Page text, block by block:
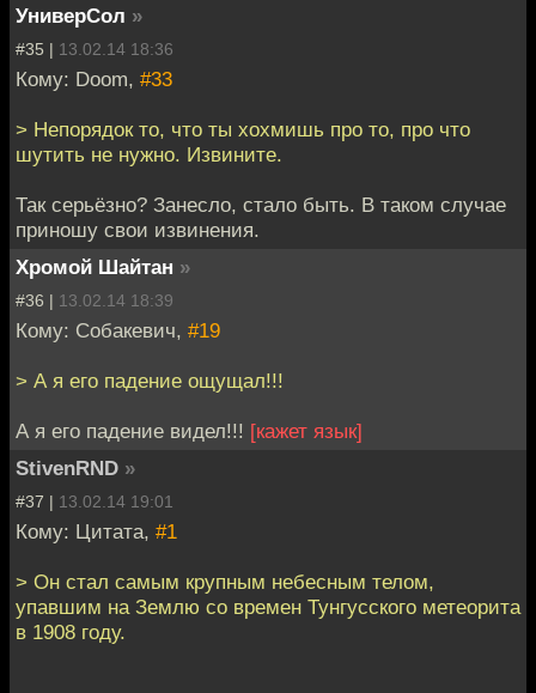
УниверСол »
#35 | 13.02.14 18:36
Кому: Doom, #33
> Непорядок то, что ты хохмишь про то, про что
шутить не нужно. Извините.
Так серьёзно? Занесло, стало быть. В таком случае
приношу свои извинения.
Хромой Шайтан »
#36 | 13.02.14 18:39
Кому: Собакевич, #19
> А я его падение ощущал!!!
А я его падение видел!!! [кажет язык]
StivenRND »
#37 | 13.02.14 19:01
Кому: Цитата, #1
> Он стал самым крупным небесным телом,
упавшим на Землю со времен Тунгусского метеорита
в 1908 году.